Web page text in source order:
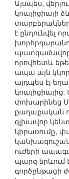
Այսպես,
կոալիցիայի
է ընդունվել
որովհետև
ապա այն
այդպես էլ
փոխարինեց
քաղաքական
գլխավոր
կիրառումը,
ուժերի
պարզ երևում
գործընթացի